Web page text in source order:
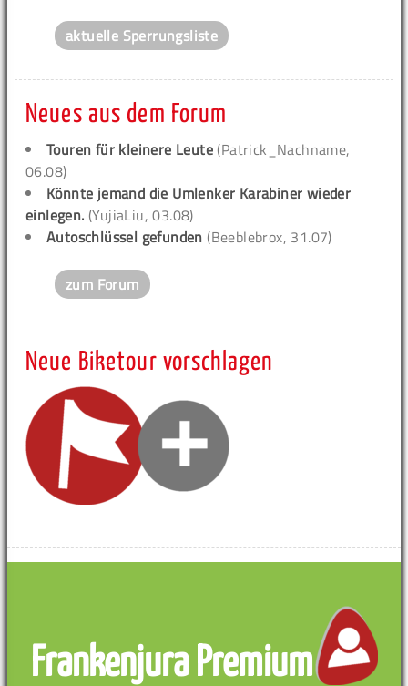
aktuelle Sperrungsliste
Neues aus dem Forum
Touren für kleinere Leute (Patrick_Nachname,
06.08)
Könnte jemand die Umlenker Karabiner wieder
einlegen. (YujiaLiu, 03.08)
Autoschlüssel gefunden (Beeblebrox, 31.07)
zum Forum
Neue Biketour vorschlagen
Frankenjura Premium